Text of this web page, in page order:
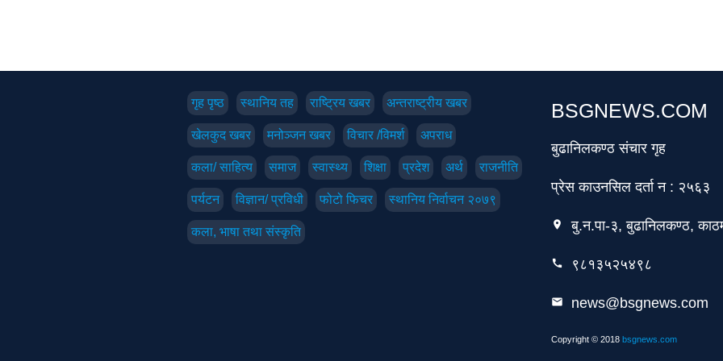
गृह पृष्‍ठ स्थानिय तह राष्ट्रिय खबर अन्तराष्ट्रीय खबर
खेलकुद खबर मनोञ्जन खबर विचार /विमर्श अपराध
कला/ साहित्य समाज स्वास्थ्य शिक्षा प्रदेश अर्थ राजनीति
पर्यटन विज्ञान/ प्रविधी फोटो फिचर स्थानिय निर्वाचन २०७९
कला, भाषा तथा संस्कृति
BSGNEWS.COM
बुढानिलकण्ठ संचार गृह
प्रेस काउनसिल दर्ता न : २५६३
location_on बु.न.पा-३, बुढानिलकण्ठ,
call ९८१३५२५४९८
email news@bsgnews.com
Copyright © 2018bsgnews.com